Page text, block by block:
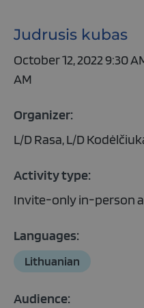
Judrusis kubas
October 12, 2022 9:30
AM
Organizer:
L/D Rasa, L/D
Activity type:
Invite-only in-person
Languages:
Lithuanian
Audience: